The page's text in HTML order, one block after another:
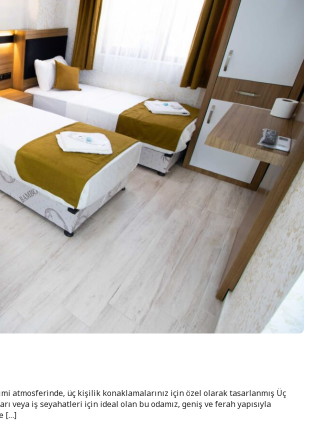
atmosferinde, üç kişilik konaklamalarınız için özel olarak tasarlanmış Üç
veya iş seyahatleri için ideal olan bu odamız, geniş ve ferah yapısıyla
[…]